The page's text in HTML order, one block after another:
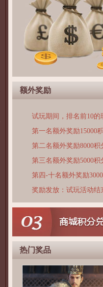
额外奖励
试玩期间，排名前10
第一名额外奖励15000
第二名额外奖励8000积
第三名额外奖励5000积
第四-十名额外奖励
奖励发放：试玩活动
热门奖品